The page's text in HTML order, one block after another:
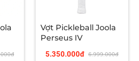
tốc độ và linh hoạt.
người mới chơi có thể sử dụng
Vợt Pickleball Joola
Perseus IV
5.350.000đ 6.999.000đ